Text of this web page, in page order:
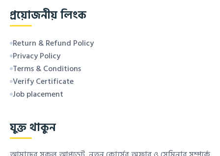
প্রয়োজনীয় লিংক
Return & Refund Policy
Privacy Policy
Terms & Conditions
Verify Certificate
Job placement
যুক্ত থাকুন